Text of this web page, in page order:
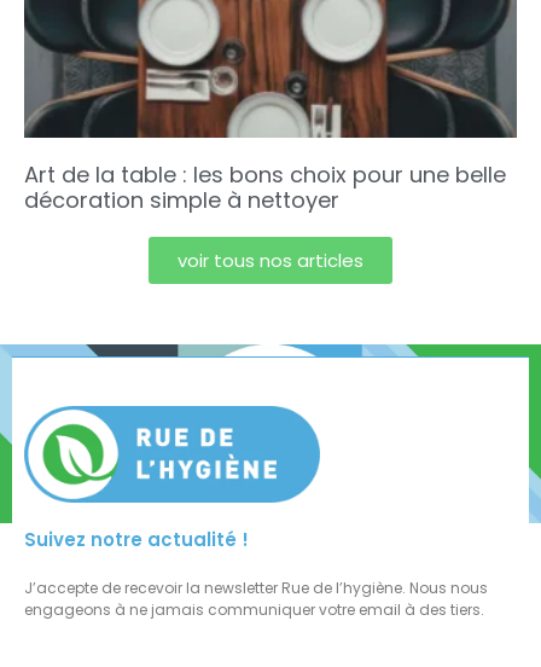
Art de la table : les bons choix pour une belle
décoration simple à nettoyer
voir tous nos articles
Suivez notre actualité !
J’accepte de recevoir la newsletter Rue de l’hygiène. Nous nous
engageons à ne jamais communiquer votre email à des tiers.